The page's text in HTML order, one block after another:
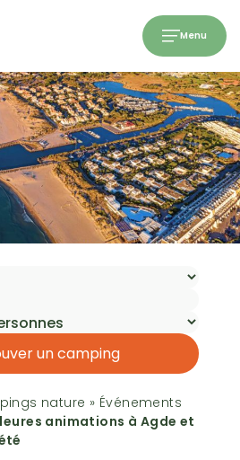
Menu
un camping
nature » Événements
animations à Agde et